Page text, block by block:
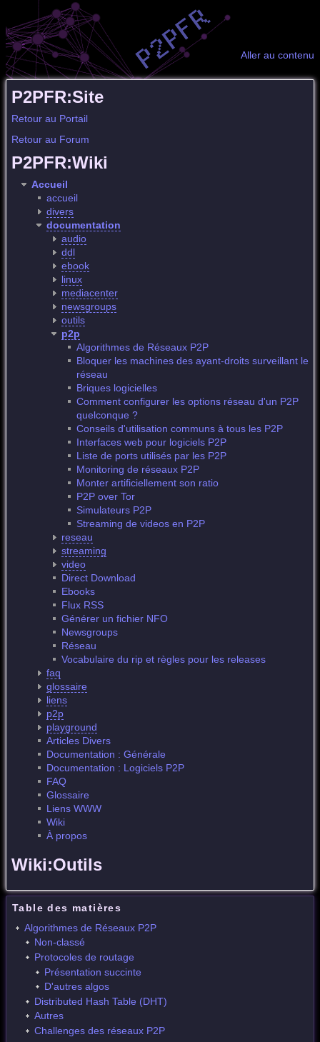
Aller au contenu
P2PFR:Site
Retour au Portail
Retour au Forum
P2PFR:Wiki
Accueil
accueil
divers
documentation
audio
ddl
ebook
linux
mediacenter
newsgroups
outils
p2p
Algorithmes de Réseaux P2P
Bloquer les machines des ayant-droits surveillant le
réseau
Briques logicielles
Comment configurer les options réseau d'un P2P
quelconque ?
Conseils d'utilisation communs à tous les P2P
Interfaces web pour logiciels P2P
Liste de ports utilisés par les P2P
Monitoring de réseaux P2P
Monter artificiellement son ratio
P2P over Tor
Simulateurs P2P
Streaming de videos en P2P
reseau
streaming
video
Direct Download
Ebooks
Flux RSS
Générer un fichier NFO
Newsgroups
Réseau
Vocabulaire du rip et règles pour les releases
faq
glossaire
liens
p2p
playground
Articles Divers
Documentation : Générale
Documentation : Logiciels P2P
FAQ
Glossaire
Liens WWW
Wiki
À propos
Wiki:Outils
Table des matières
Algorithmes de Réseaux P2P
Non-classé
Protocoles de routage
Présentation succinte
D'autres algos
Distributed Hash Table (DHT)
Autres
Challenges des réseaux P2P